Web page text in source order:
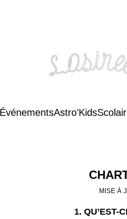
ÉvénementsAstro'Kids
MISE À
1. QU’EST-